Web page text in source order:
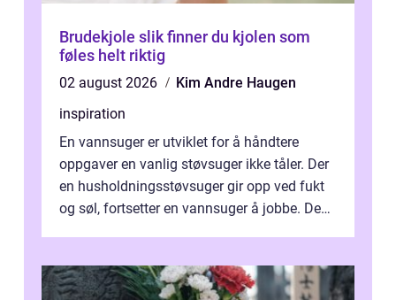
Brudekjole slik finner du kjolen som
føles helt riktig
02 august 2026
Kim Andre Haugen
inspiration
En vannsuger er utviklet for å håndtere
oppgaver en vanlig støvsuger ikke tåler. Der
en husholdningsstøvsuger gir opp ved fukt
og søl, fortsetter en vannsuger å jobbe. Den